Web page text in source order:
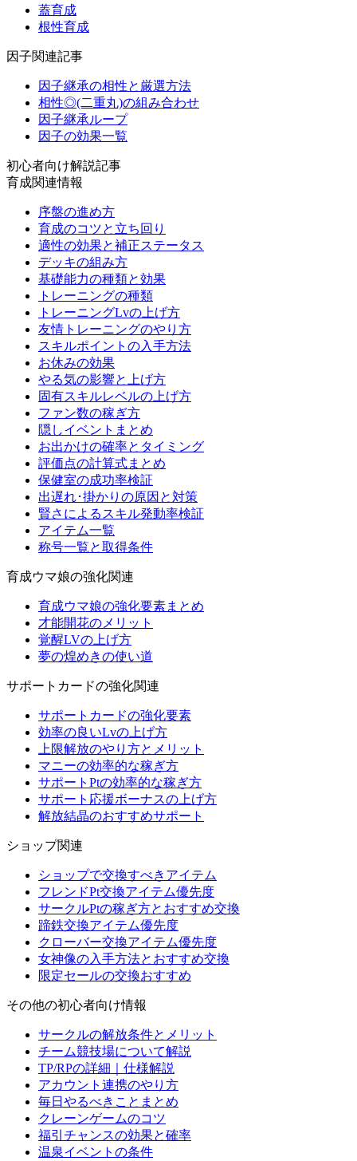
蓋育成
根性育成
因子関連記事
因子継承の相性と厳選方法
相性◎(二重丸)の組み合わせ
因子継承ループ
因子の効果一覧
初心者向け解説記事
育成関連情報
序盤の進め方
育成のコツと立ち回り
適性の効果と補正ステータス
デッキの組み方
基礎能力の種類と効果
トレーニングの種類
トレーニングLvの上げ方
友情トレーニングのやり方
スキルポイントの入手方法
お休みの効果
やる気の影響と上げ方
固有スキルレベルの上げ方
ファン数の稼ぎ方
隠しイベントまとめ
お出かけの確率とタイミング
評価点の計算式まとめ
保健室の成功率検証
出遅れ･掛かりの原因と対策
賢さによるスキル発動率検証
アイテム一覧
称号一覧と取得条件
育成ウマ娘の強化関連
育成ウマ娘の強化要素まとめ
才能開花のメリット
覚醒LVの上げ方
夢の煌めきの使い道
サポートカードの強化関連
サポートカードの強化要素
効率の良いLvの上げ方
上限解放のやり方とメリット
マニーの効率的な稼ぎ方
サポートPtの効率的な稼ぎ方
サポート応援ボーナスの上げ方
解放結晶のおすすめサポート
ショップ関連
ショップで交換すべきアイテム
フレンドPt交換アイテム優先度
サークルPtの稼ぎ方とおすすめ交換
蹄鉄交換アイテム優先度
クローバー交換アイテム優先度
女神像の入手方法とおすすめ交換
限定セールの交換おすすめ
その他の初心者向け情報
サークルの解放条件とメリット
チーム競技場について解説
TP/RPの詳細｜仕様解説
アカウント連携のやり方
毎日やるべきことまとめ
クレーンゲームのコツ
福引チャンスの効果と確率
温泉イベントの条件